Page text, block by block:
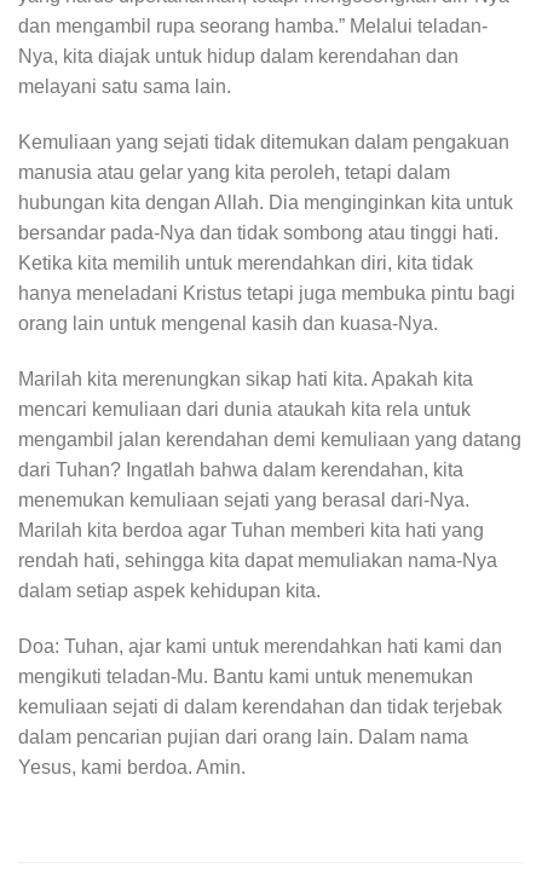
dan mengambil rupa seorang hamba.” Melalui teladan-
Nya, kita diajak untuk hidup dalam kerendahan dan
melayani satu sama lain.
Kemuliaan yang sejati tidak ditemukan dalam pengakuan
manusia atau gelar yang kita peroleh, tetapi dalam
hubungan kita dengan Allah. Dia menginginkan kita untuk
bersandar pada-Nya dan tidak sombong atau tinggi hati.
Ketika kita memilih untuk merendahkan diri, kita tidak
hanya meneladani Kristus tetapi juga membuka pintu bagi
orang lain untuk mengenal kasih dan kuasa-Nya.
Marilah kita merenungkan sikap hati kita. Apakah kita
mencari kemuliaan dari dunia ataukah kita rela untuk
mengambil jalan kerendahan demi kemuliaan yang datang
dari Tuhan? Ingatlah bahwa dalam kerendahan, kita
menemukan kemuliaan sejati yang berasal dari-Nya.
Marilah kita berdoa agar Tuhan memberi kita hati yang
rendah hati, sehingga kita dapat memuliakan nama-Nya
dalam setiap aspek kehidupan kita.
Doa: Tuhan, ajar kami untuk merendahkan hati kami dan
mengikuti teladan-Mu. Bantu kami untuk menemukan
kemuliaan sejati di dalam kerendahan dan tidak terjebak
dalam pencarian pujian dari orang lain. Dalam nama
Yesus, kami berdoa. Amin.